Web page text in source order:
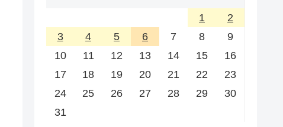
1
2
3
4 5 6 7 8
9
10
11 12 13 14 15
16
17
18 19 20 21 22
23
24
25 26 27 28 29
30
31